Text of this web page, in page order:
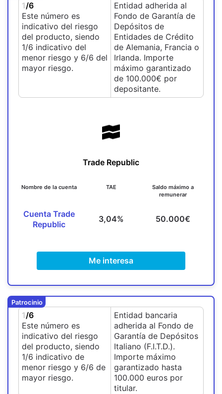
1/6
Este número es
indicativo del riesgo
del producto, siendo
1/6 indicativo del
menor riesgo y 6/6 del
mayor riesgo.
Entidad adherida al
Fondo de Garantía de
Depósitos de
Entidades de Crédito
de Alemania, Francia o
Irlanda. Importe
máximo garantizado
de 100.000€ por
depositante.
Trade Republic
Nombre de la cuenta
Cuenta Trade
Republic
TAE
3,04%
Saldo máximo a
remunerar
50.000€
Me interesa
Patrocinio
1/6
Este número es
indicativo del riesgo
del producto, siendo
1/6 indicativo de
menor riesgo y 6/6 de
mayor riesgo.
Entidad bancaria
adherida al Fondo de
Garantía de Depósitos
Italiano (F.I.T.D.).
Importe máximo
garantizado hasta
100.000 euros por
titular.